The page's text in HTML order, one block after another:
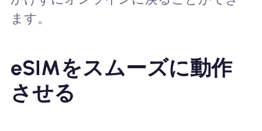
ます。
eSIMをスムーズに動作
させる